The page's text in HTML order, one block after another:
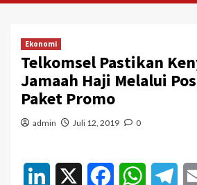
Ekonomi
Telkomsel Pastikan
Jamaah Haji Melalui
Paket Promo
admin Juli 12, 2019 0
LinkedIn FacebookWhatsApp